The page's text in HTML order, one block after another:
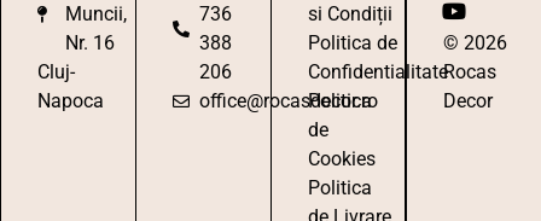
Muncii,
Nr. 16
Cluj-
Napoca
736
388
206
office@rocasdecor.ro
si Condiții
Politica de
Confidentialitate
Politica
de
Cookies
Politica
© 2026
Rocas
Decor